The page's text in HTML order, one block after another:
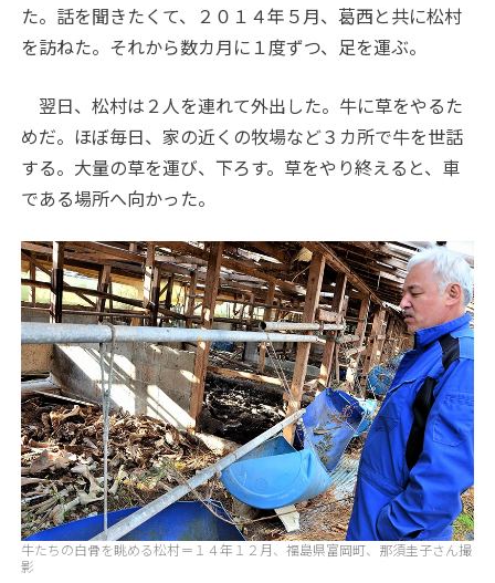
た。話を聞きたくて、２０１４年５月、葛西と共に松村
を訪ねた。それから数カ月に１度ずつ、足を運ぶ。
翌日、松村は２人を連れて外出した。牛に草をやるた
めだ。ほぼ毎日、家の近くの牧場など３カ所で牛を世話
する。大量の草を運び、下ろす。草をやり終えると、車
である場所へ向かった。
牛たちの白骨を眺める松村＝１４年１２月、福島県富岡町、那須圭子さん撮
影